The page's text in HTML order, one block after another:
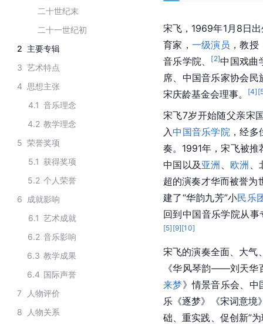
二十世纪末
二十一世纪初
2 主要专辑
3 艺术特点
4 思想主张
4.1 音乐理念
4.2 教学理念
5 荣誉奖项
5.1 获得奖项
5.2 个人荣誉
6
成就影响
6.1 艺术成就
6.2 音乐影响
6.3 教学成果
6.4 国际声誉
7
人物评价
8
人物关系
宋飞，1969年1月8日
育家， 一级演员 ，教
音乐学院、
[2]中国戏曲
席、中国音乐家协会
宋庆龄基金会理事。
[4] [
宋飞7岁开始随父亲宋
入中国音乐学院 ，经
奏。1991年，宋飞被推
中国以及 亚洲 欧洲
超的演奏才华而被誉为
建了“华韵九芳”小民乐
回到中国音乐学院从事
[5] [9][10]
宋飞的演奏全面、大气
《华风琴韵——刘天华
来梦》情景音乐会、 中
乐《逐梦》《宋词意境
础、重实践、促创新”